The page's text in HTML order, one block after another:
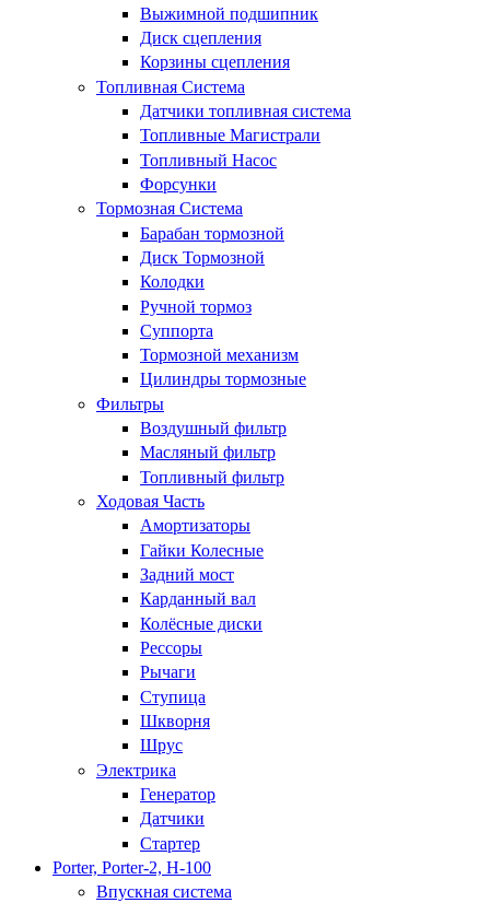
Выжимной подшипник
Диск сцепления
Корзины сцепления
Топливная Система
Датчики топливная система
Топливные Магистрали
Топливный Насос
Форсунки
Тормозная Система
Барабан тормозной
Диск Тормозной
Колодки
Ручной тормоз
Суппорта
Тормозной механизм
Цилиндры тормозные
Фильтры
Воздушный фильтр
Масляный фильтр
Топливный фильтр
Ходовая Часть
Амортизаторы
Гайки Колесные
Задний мост
Карданный вал
Колёсные диски
Рессоры
Рычаги
Ступица
Шкворня
Шрус
Электрика
Генератор
Датчики
Стартер
Porter, Porter-2, H-100
Впускная система